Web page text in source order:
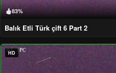
83%
Balık Etli Türk çift 6 Part 2
HD